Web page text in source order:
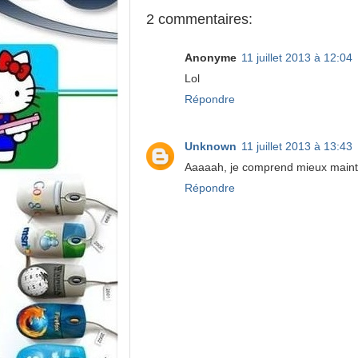
2 commentaires:
Anonyme 11 juillet 2013 à 12:04
Lol
Répondre
Unknown 11 juillet 2013 à 13:43
Aaaaah, je comprend mieux
Répondre